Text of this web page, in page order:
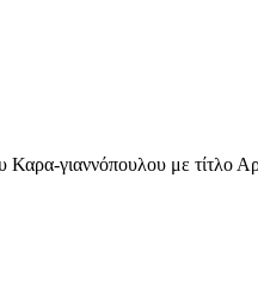
γιαννόπουλου με τίτλο